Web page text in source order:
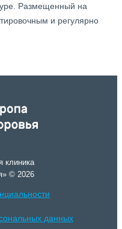
Размещенный на
и регулярно
клиника
© 2026
данных